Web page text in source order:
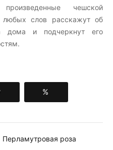
чешской
любых слов расскажут об
дома и подчеркнут его
%
Перламутровая роза